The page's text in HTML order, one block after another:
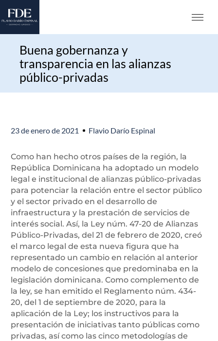
Buena gobernanza y
transparencia en las alianzas
público-privadas
23 de enero de 2021 Flavio Darío Espinal
Como han hecho otros países de la región, la
República Dominicana ha adoptado un modelo
legal e institucional de alianzas público-privadas
para potenciar la relación entre el sector público
y el sector privado en el desarrollo de
infraestructura y la prestación de servicios de
interés social. Así, la Ley núm. 47-20 de Alianzas
Público-Privadas, del 21 de febrero de 2020, creó
el marco legal de esta nueva figura que ha
representado un cambio en relación al anterior
modelo de concesiones que predominaba en la
legislación dominicana. Como complemento de
la ley, se han emitido el Reglamento núm. 434-
20, del 1 de septiembre de 2020, para la
aplicación de la Ley; los instructivos para la
presentación de iniciativas tanto públicas como
privadas, así como las cinco metodologías de